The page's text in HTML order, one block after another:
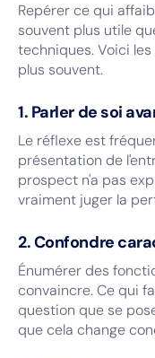
Repérer ce qui
souvent plus utile
techniques. Voici
plus souvent.
1. Parler de soi
Le réflexe est
présentation de
prospect n'a pas
vraiment juger la
2. Confondre
Énumérer des
convaincre. Ce qui
question que se
que cela change